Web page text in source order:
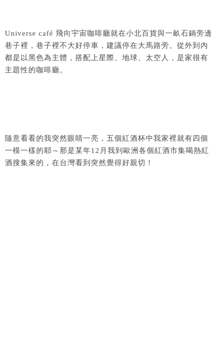
Universe café 飛向宇宙咖啡廳就在小北百貨與一畝石鍋旁邊
巷子裡，巷子裡不大好停車，建議停在大馬路旁。從外到內
都是以黑色為主體，搭配上星際、地球、太空人，是家很有
主題性的咖啡廳。
隨意看看的我突然眼睛一亮，五個紅酒杯中我家裡就有四個
一模一樣的耶～那是某年12月我到歐洲各個紅酒市集喝熱紅
酒搜集來的，在台灣看到突然覺得好親切！